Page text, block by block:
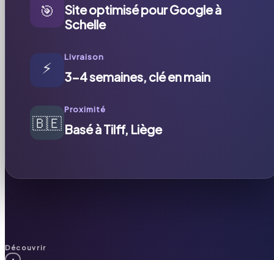
🎯
Site optimisé pour Google à
Schelle
⚡
Livraison
3-4 semaines, clé en main
🇧🇪
Proximité
Basé à Tilff, Liège
Découvrir